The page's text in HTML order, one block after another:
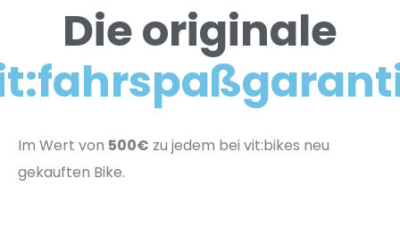
Die originale
Im Wert von 500€ zu jedem bei vit:bikes neu
gekauften Bike.